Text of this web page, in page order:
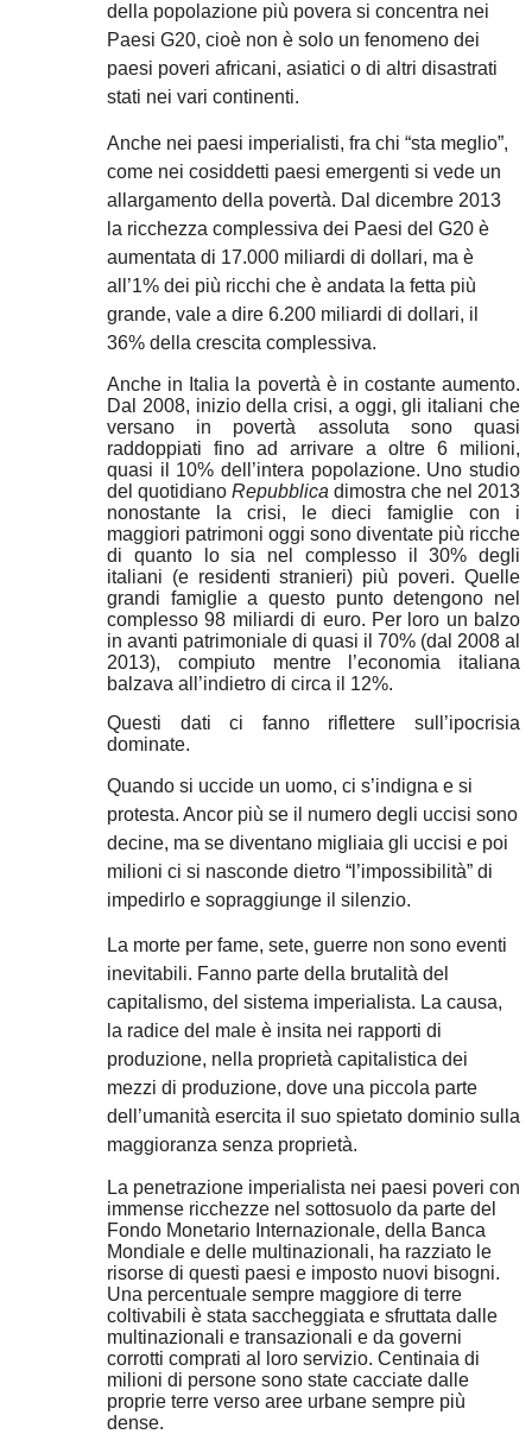
della popolazione più povera si concentra nei
Paesi G20, cioè non è solo un fenomeno dei
paesi poveri africani, asiatici o di altri disastrati
stati nei vari continenti.
Anche nei paesi imperialisti, fra chi “sta meglio”,
come nei cosiddetti paesi emergenti si vede un
allargamento della povertà. Dal dicembre 2013
la ricchezza complessiva dei Paesi del G20 è
aumentata di 17.000 miliardi di dollari, ma è
all’1% dei più ricchi che è andata la fetta più
grande, vale a dire 6.200 miliardi di dollari, il
36% della crescita complessiva.
Anche in Italia la povertà è in costante aumento.
Dal 2008, inizio della crisi, a oggi, gli italiani che
versano in povertà assoluta sono quasi
raddoppiati fino ad arrivare a oltre 6 milioni,
quasi il 10% dell’intera popolazione. Uno studio
del quotidiano Repubblica dimostra che nel 2013
nonostante la crisi, le dieci famiglie con i
maggiori patrimoni oggi sono diventate più ricche
di quanto lo sia nel complesso il 30% degli
italiani (e residenti stranieri) più poveri. Quelle
grandi famiglie a questo punto detengono nel
complesso 98 miliardi di euro. Per loro un balzo
in avanti patrimoniale di quasi il 70% (dal 2008 al
2013), compiuto mentre l’economia italiana
balzava all’indietro di circa il 12%.
Questi dati ci fanno riflettere sull’ipocrisia
dominate.
Quando si uccide un uomo, ci s’indigna e si
protesta. Ancor più se il numero degli uccisi sono
decine, ma se diventano migliaia gli uccisi e poi
milioni ci si nasconde dietro “l’impossibilità” di
impedirlo e sopraggiunge il silenzio.
La morte per fame, sete, guerre non sono eventi
inevitabili. Fanno parte della brutalità del
capitalismo, del sistema imperialista. La causa,
la radice del male è insita nei rapporti di
produzione, nella proprietà capitalistica dei
mezzi di produzione, dove una piccola parte
dell’umanità esercita il suo spietato dominio sulla
maggioranza senza proprietà.
La penetrazione imperialista nei paesi poveri con
immense ricchezze nel sottosuolo da parte del
Fondo Monetario Internazionale, della Banca
Mondiale e delle multinazionali, ha razziato le
risorse di questi paesi e imposto nuovi bisogni.
Una percentuale sempre maggiore di terre
coltivabili è stata saccheggiata e sfruttata dalle
multinazionali e transazionali e da governi
corrotti comprati al loro servizio. Centinaia di
milioni di persone sono state cacciate dalle
proprie terre verso aree urbane sempre più
dense.